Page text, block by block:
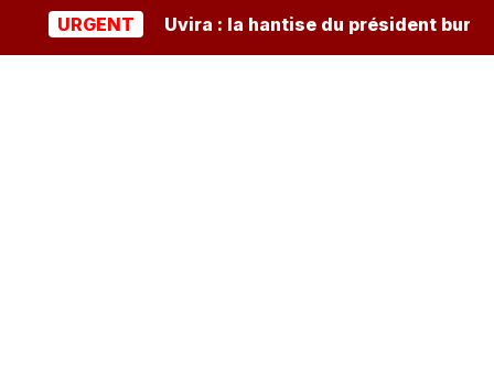
URGENT Uvira : la hantise du président